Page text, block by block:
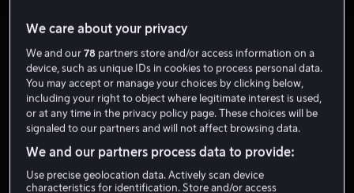
Safe House
6.7 Thriller Action 2012 1 t 50 min
15 år
We care about your privacy
We and our78 partners store and/or access information on a
device, such as unique IDs in cookies to process personal data.
You may accept or manage your choices by clicking below,
including your right to object where legitimate interest is used,
or at any time in the privacy policy page. These choices will be
signaled to our partners and will not affect browsing data.
We and our partners process data to provide:
Use precise geolocation data. Actively scan device
characteristics for identification. Store and/or access